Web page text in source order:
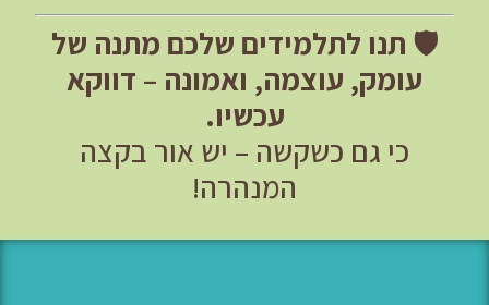
🛡️ תנו לתלמידים שלכם מתנה של
עומק, עוצמה, ואמונה – דווקא
עכשיו.
כי גם כשקשה – יש אור בקצה
המנהרה!